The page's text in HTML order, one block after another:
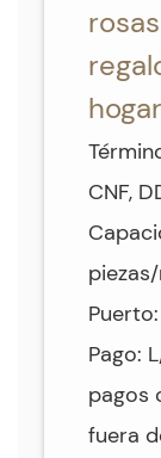
CNF,
Pago:
pagos
fuera